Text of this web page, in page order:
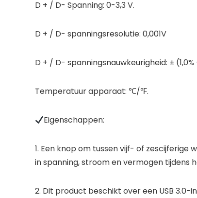
D + / D- Spanning: 0-3,3 V.
D + / D- spanningsresolutie: 0,001V
D + / D- spanningsnauwkeurigheid: ± (1,0%
Temperatuur apparaat: ℃/℉.
Eigenschappen:
1. Een knop om tussen vijf- of
in spanning, stroom en vermogen tijdens
2. Dit product beschikt over een USB